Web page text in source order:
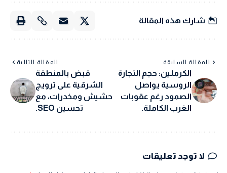
شارك هذه المقالة
المقالة السابقة
الكرملين: حجم التجارة
الروسية يواصل
الصمود رغم عقوبات
الغرب الكاملة.
المقالة التالية
قبض بالمنطقة
الشرقية على ترويج
حشيش ومخدرات، مع
تحسين SEO.
لا توجد تعليقات